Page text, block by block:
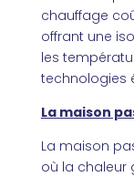
chauffage
offrant une
les
technologies
La maison
La maison
où la chaleur